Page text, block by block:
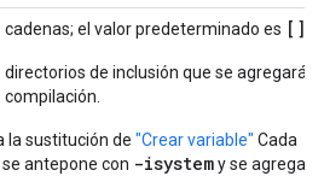
cadenas; el valor predeterminado es []
directorios de inclusión que se agregarán
compilación.
la sustitución de "Crear variable" Cada
antepone con -isystemy se agrega a